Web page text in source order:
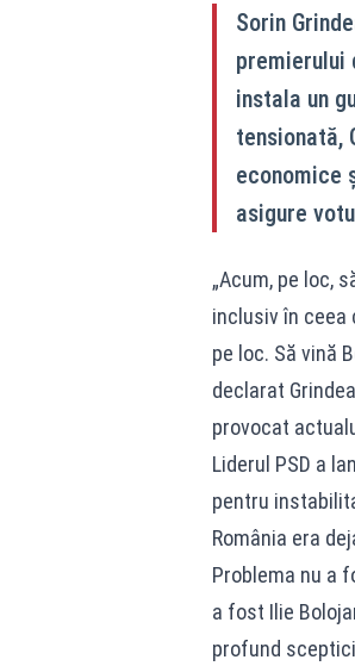
Sorin
premierului
instala un
tensionată,
economice
asigure
„Acum, pe loc,
inclusiv în ceea
pe loc. Să vină
declarat
provocat
Liderul PSD a
pentru
România era
Problema nu a
a fost Ilie
profund